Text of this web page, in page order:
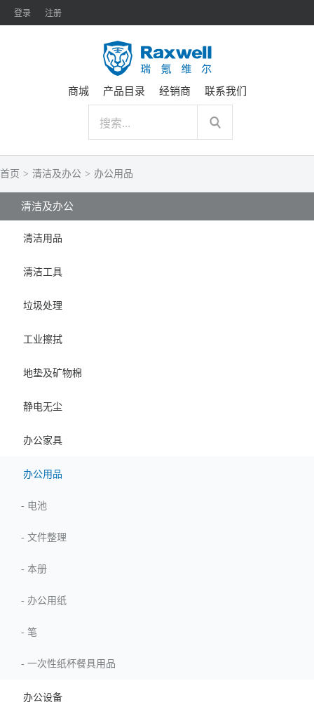
登录 注册
商城 产品目录 经销商 联系我们
首页 > 清洁及办公 > 办公用品
清洁及办公
清洁用品
清洁工具
垃圾处理
工业擦拭
地垫及矿物棉
静电无尘
办公家具
办公用品
- 电池
- 文件整理
- 本册
- 办公用纸
- 笔
- 一次性纸杯餐具用品
办公设备